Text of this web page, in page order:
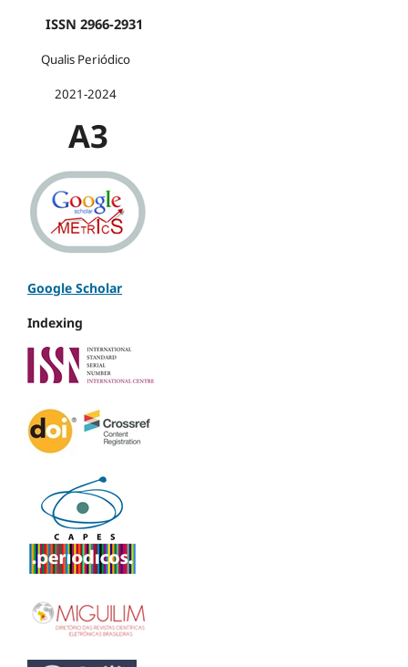
ISSN 2966-2931
Qualis Periódico
2021-2024
A3
Google Scholar
Indexing